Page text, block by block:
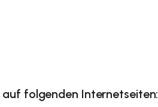
folgenden Internetseiten: